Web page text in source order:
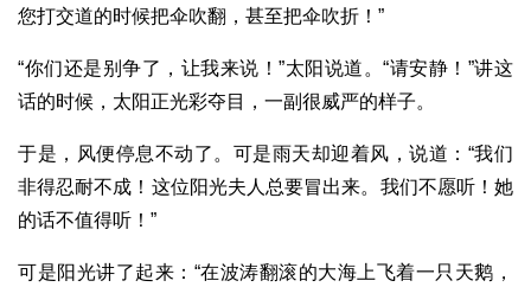
您打交道的时候把伞吹翻，甚至把伞吹折！”
“你们还是别争了，让我来说！”太阳说道。“请安静！”讲这
话的时候，太阳正光彩夺目，一副很威严的样子。
于是，风便停息不动了。可是雨天却迎着风，说道：“我们
非得忍耐不成！这位阳光夫人总要冒出来。我们不愿听！她
的话不值得听！”
可是阳光讲了起来：“在波涛翻滚的大海上飞着一只天鹅，